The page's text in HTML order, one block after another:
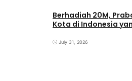
Berhadiah 20M,
Kota di Indonesia
July 31, 2026